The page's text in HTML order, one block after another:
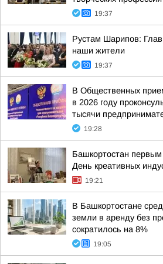
19:37
Рустам Шарипов:
наши жители
19:37
В Общественных
в 2026 году
тысячи
19:28
Башкортостан
День креативных
19:21
В Башкортостане
земли в аренду без
сократилось на 8%
19:05